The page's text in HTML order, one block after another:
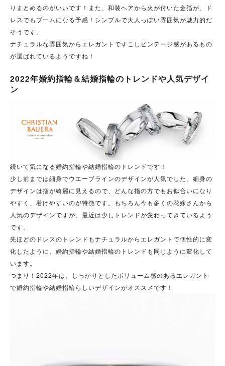
りまとめるのがいいです！また、和装ヘアから火が付いた金箔が、ド
レスでもブームになる予感！シンプルで大人っぽい雰囲気が魅力的だ
そうです。
ナチュラルな雰囲気からエレガントですこしビンテージ感があるもの
が選ばれているようですね！
2022年婚約指輪＆結婚指輪のトレンドや人気デザイ
ン
続いて気になる婚約指輪や結婚指輪のトレンドです！
少し前までは細身でウエーブラインのデザインが人気でした。細身の
デザインは指が綺麗に見えるので、どんな指の方でもお似合いになり
やすく、着けやすいのが特徴です。もちろん今も多くの花嫁さんから
人気のデザインですが、最近は少しトレンドが変わってきているよう
です。
先ほどのドレスのトレンドもナチュラルからエレガントで個性的に変
化したように、婚約指輪や結婚指輪のトレンドも同じように変化して
います。
つまり！2022年は、しっかりとしたボリューム感のあるエレガント
で婚約指輪や結婚指輪らしいデザインがオススメです！